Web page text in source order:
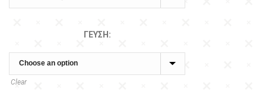
ΓΕΎΣΗ:
Clear